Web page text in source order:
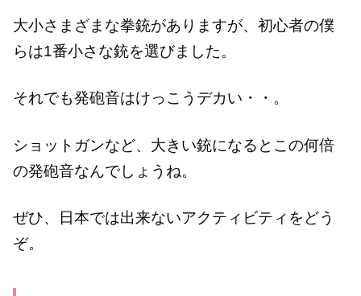
大小さまざまな拳銃がありますが、初心者の僕
らは1番小さな銃を選びました。
それでも発砲音はけっこうデカい・・。
ショットガンなど、大きい銃になるとこの何倍
の発砲音なんでしょうね。
ぜひ、日本では出来ないアクティビティをどう
ぞ。